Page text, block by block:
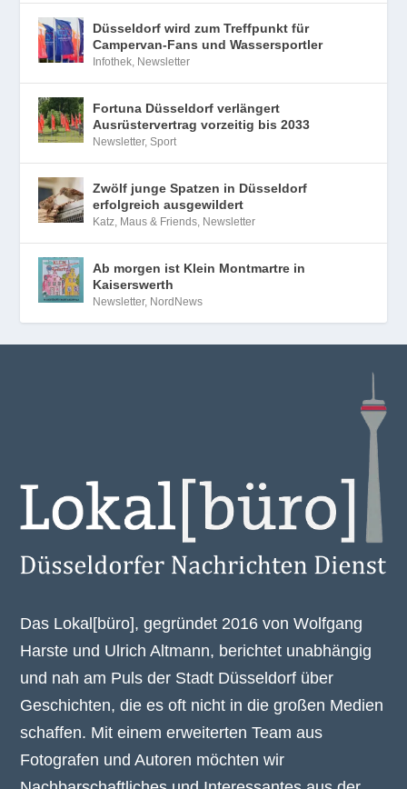
Düsseldorf wird zum Treffpunkt für
Campervan-Fans und Wassersportler
Infothek, Newsletter
Fortuna Düsseldorf verlängert
Ausrüstervertrag vorzeitig bis 2033
Newsletter,Sport
Zwölf junge Spatzen in Düsseldorf
erfolgreich ausgewildert
Katz, Maus & Friends, Newsletter
Ab morgen ist Klein Montmartre in
Kaiserswerth
Newsletter, NordNews
Das Lokal[büro], gegründet 2016 von Wolfgang
Harste und Ulrich Altmann, berichtet unabhängig
und nah am Puls der Stadt Düsseldorf über
Geschichten, die es oft nicht in die großen Medien
schaffen. Mit einem erweiterten Team aus
Fotografen und Autoren möchten wir